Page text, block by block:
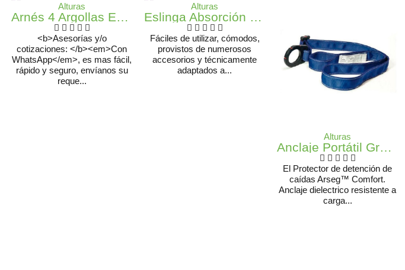
Alturas
<b>Asesorías y/o
cotizaciones: </b><em>Con
WhatsApp</em>, es mas fácil,
rápido y seguro, envíanos su
reque...
Alturas
Fáciles de utilizar, cómodos,
provistos de numerosos
accesorios y técnicamente
adaptados a...
Alturas
El Protector de detención de
caídas Arseg™ Comfort.
Anclaje dielectrico resistente a
carga...